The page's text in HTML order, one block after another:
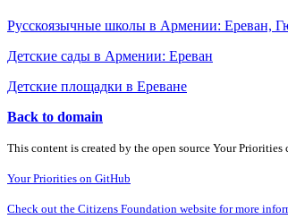
Русскоязычные школы в Армении: Ереван,
Детские сады в Армении: Ереван
Детские площадки в Ереване
Back to domain
This content is created by the open source Your
Your Priorities on GitHub
Check out the Citizens Foundation website for more